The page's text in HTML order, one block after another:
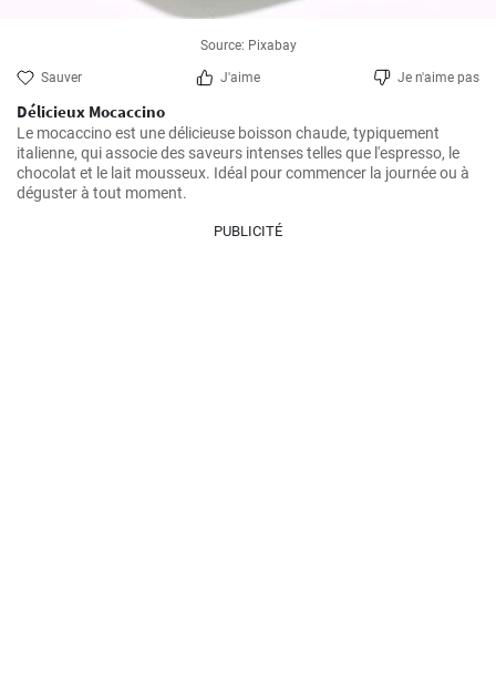
Source: Pixabay
Sauver J'aime Je n'aime pas
Délicieux Mocaccino
Le mocaccino est une délicieuse boisson chaude, typiquement
italienne, qui associe des saveurs intenses telles que l'espresso, le
chocolat et le lait mousseux. Idéal pour commencer la journée ou à
PUBLICITÉ